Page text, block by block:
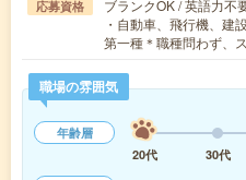
応募資格
ブランクOK / 英語力不
・自動車、飛行機、建
第一種＊職種問わず、
職場の雰囲気
年齢層
20代
30代